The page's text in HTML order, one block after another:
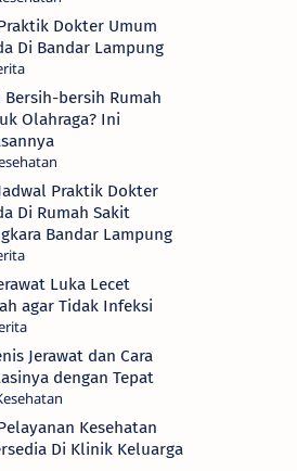
Dokter Umum
Di Bandar Lampung
Bersih-bersih Rumah
Olahraga? Ini
Praktik Dokter
Di Rumah Sakit
Bandar Lampung
Luka Lecet
agar Tidak Infeksi
Jerawat dan Cara
dengan Tepat
Kesehatan
Di Klinik Keluarga